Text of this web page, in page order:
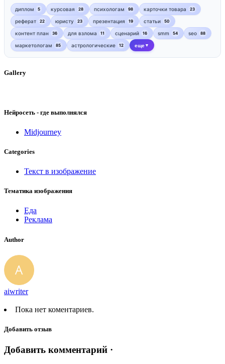
диплом 5 курсовая 28 психологам 98 карточки товара 23
реферат 22 юристу 23 презентация 19 статьи 50
контент план 36 для взлома 11 сценарий 16 smm 54 seo 88
маркетологам 85 астрологические 12 еще ▼
Gallery
Нейросеть - где выполнялся
Midjourney
Categories
Текст в изображение
Тематика изображения
Еда
Реклама
Author
aiwriter
Пока нет коментариев.
Добавить отзыв
Добавить комментарий ·